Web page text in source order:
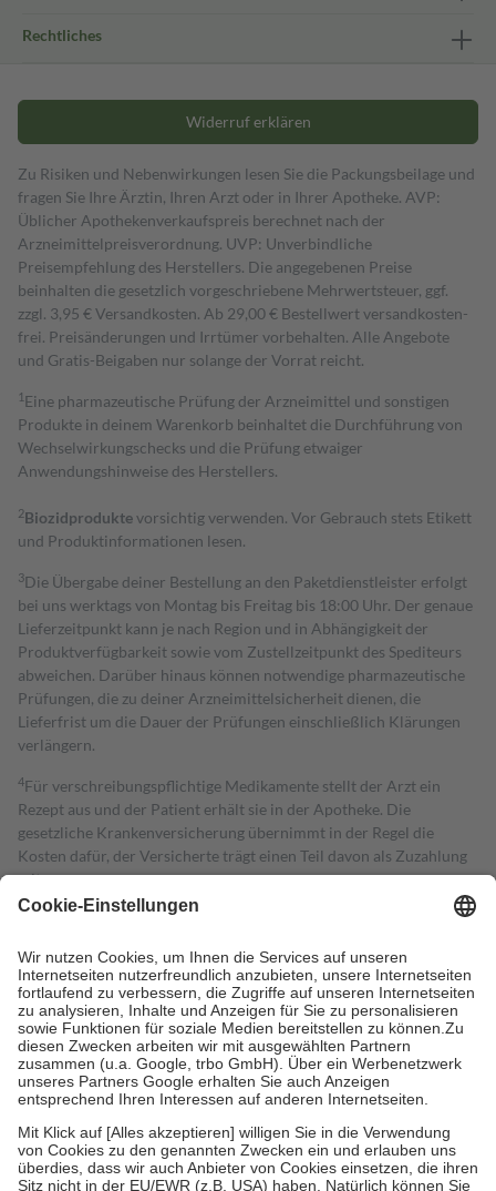
Rechtliches
Widerruf erklären
Zu Risiken und Nebenwirkungen lesen Sie die Packungsbeilage und
fragen Sie Ihre Ärztin, Ihren Arzt oder in Ihrer Apotheke. AVP:
Üblicher Apothekenverkaufspreis berechnet nach der
Arzneimittelpreisverordnung. UVP: Unverbindliche
Preisempfehlung des Herstellers. Die angegebenen Preise
beinhalten die gesetzlich vorgeschriebene Mehrwertsteuer, ggf.
zzgl. 3,95 € Versandkosten. Ab 29,00 € Bestell­wert versand­kosten­
frei. Preisänderungen und Irrtümer vorbehalten. Alle Angebote
und Gratis-Beigaben nur solange der Vorrat reicht.
1 Eine pharmazeutische Prüfung der Arzneimittel und sonstigen
Produkte in deinem Warenkorb beinhaltet die Durchführung von
Wechselwirkungschecks und die Prüfung etwaiger
Anwendungshinweise des Herstellers.
2Biozidproduktevorsichtig verwenden. Vor Gebrauch stets Etikett
und Produktinformationen lesen.
3Die Übergabe deiner Bestellung an den Paketdienstleister erfolgt
bei uns werktags von Montag bis Freitag bis 18:00 Uhr. Der genaue
Lieferzeitpunkt kann je nach Region und in Abhängigkeit der
Produktverfügbarkeit sowie vom Zustellzeitpunkt des Spediteurs
abweichen. Darüber hinaus können notwendige pharmazeutische
Prüfungen, die zu deiner Arzneimittelsicherheit dienen, die
Lieferfrist um die Dauer der Prüfungen einschließlich Klärungen
verlängern.
4Für verschreibungspflichtige Medikamente stellt der Arzt ein
Rezept aus und der Patient erhält sie in der Apotheke. Die
gesetzliche Krankenversicherung übernimmt in der Regel die
Kosten dafür, der Versicherte trägt einen Teil davon als Zuzahlung
mit.
Grundsätzlich leisten Mitglieder Zuzahlungen in Höhe von zehn
höchstens zehn Euro.
Es sind jedoch nie mehr als die tatsächlichen
Kosten der Leistung zu entrichten.
Diese Regeln gelten grundsätzlich auch für Online-Apotheken.
Bei Heilmitteln und häuslicher Krankenpflege beträgt die
Zuzahlung zehn Prozent der Kosten sowie zehn Euro je
Verordnung.
Um das Engagement der Versicherten für ihre eigene Gesundheit zu
stärken und die besondere Stellung der Familie zu unterstützen,
fallenkeine Zuzahlungenan bei:
• Kindern und Jugendlichen bis zum vollendeten 18. Lebensjahr
mit Ausnahme der Fahrkosten